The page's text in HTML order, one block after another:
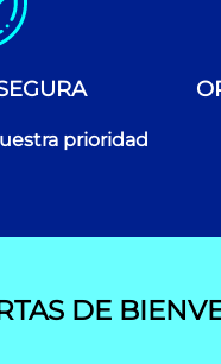
prioridad
DE